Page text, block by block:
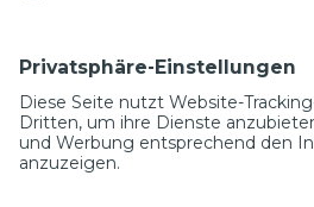
Kontakt
Glossar